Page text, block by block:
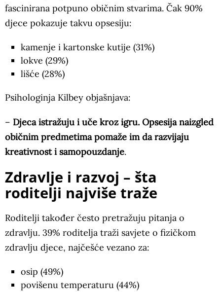
fascinirana potpuno običnim stvarima. Čak 90%
djece pokazuje takvu opsesiju:
kamenje i kartonske kutije (31%)
lokve (29%)
lišće (28%)
Psihologinja Kilbey objašnjava:
– Djeca istražuju i uče kroz igru. Opsesija naizgled
običnim predmetima pomaže im da razvijaju
kreativnost i samopouzdanje.
Zdravlje i razvoj – šta
roditelji najviše traže
Roditelji također često pretražuju pitanja o
zdravlju. 39% roditelja traži savjete o fizičkom
zdravlju djece, najčešće vezano za:
osip (49%)
povišenu temperaturu (44%)